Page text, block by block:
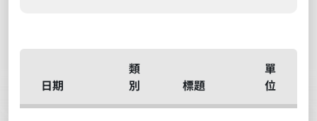
日期
類
別
標題
單
位